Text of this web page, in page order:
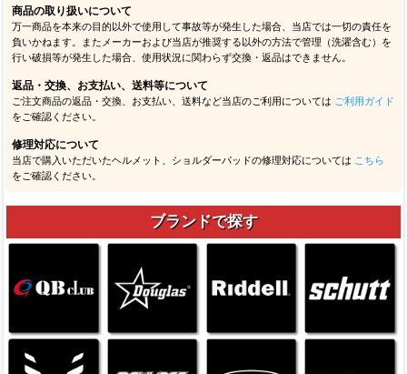
商品の取り扱いについて
万一商品を本来の目的以外で使用して事故等が発生した場合、当店では一切の責任を
負いかねます。またメーカーおよび当店が推奨する以外の方法で管理（洗濯含む）を
行い破損等が発生した場合、使用状況に関わらず交換・返品はできません。
返品・交換、お支払い、送料等について
ご注文商品の返品・交換、お支払い、送料など当店のご利用については ご利用ガイド
をご確認ください。
修理対応について
当店で購入いただいたヘルメット、ショルダーパッドの修理対応については こちら
をご確認ください。
ブランドで探す